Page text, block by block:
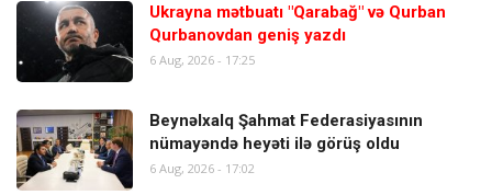
Ukrayna mətbuatı "Qarabağ" və Qurban
Qurbanovdan geniş yazdı
6 Aug, 2026 - 17:25
Beynəlxalq Şahmat Federasiyasının
nümayəndə heyəti ilə görüş oldu
6 Aug, 2026 - 17:02